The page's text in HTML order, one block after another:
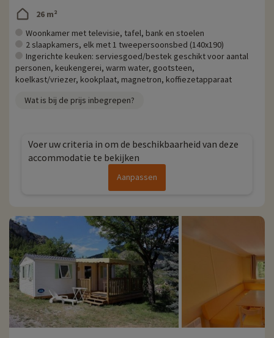
26 m²
Woonkamer met televisie, tafel, bank en stoelen
2 slaapkamers, elk met 1 tweepersoonsbed (140x190)
Ingerichte keuken: serviesgoed/bestek geschikt voor aantal
personen, keukengerei, warm water, gootsteen,
koelkast/vriezer, kookplaat, magnetron, koffiezetapparaat
Wat is bij de prijs inbegrepen?
Voer uw criteria in om de beschikbaarheid van deze
accommodatie te bekijken
Aanpassen